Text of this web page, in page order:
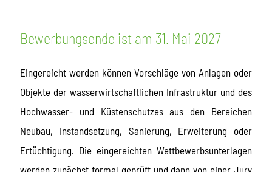
Bewerbungsende ist am 31. Mai 2027
Eingereicht werden können Vorschläge von Anlagen oder
Objekte der wasserwirtschaftlichen Infrastruktur und des
Hochwasser- und Küstenschutzes aus den Bereichen
Neubau, Instandsetzung, Sanierung, Erweiterung oder
Ertüchtigung. Die eingereichten Wettbewerbsunterlagen
werden zunächst formal geprüft und dann von einer Jury